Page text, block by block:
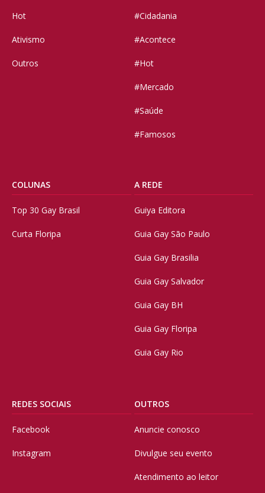
Hot
Ativismo
Outros
#Cidadania
#Acontece
#Hot
#Mercado
#Saúde
#Famosos
COLUNAS
Top 30 Gay Brasil
Curta Floripa
A REDE
Guiya Editora
Guia Gay São Paulo
Guia Gay Brasilia
Guia Gay Salvador
Guia Gay BH
Guia Gay Floripa
Guia Gay Rio
REDES SOCIAIS
Facebook
Instagram
OUTROS
Anuncie conosco
Divulgue seu evento
Atendimento ao leitor